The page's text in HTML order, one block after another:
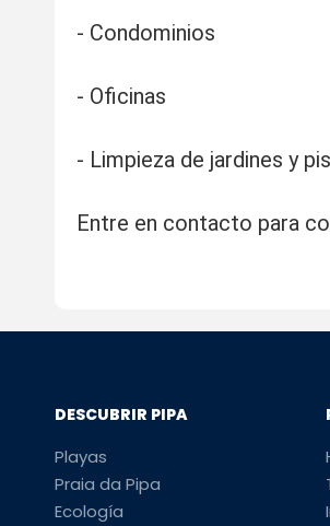
- Condominios
- Oficinas
- Limpieza de jardines y
Entre en contacto para
DESCUBRIR PIPA
Playas
Praia da Pipa
Ecología